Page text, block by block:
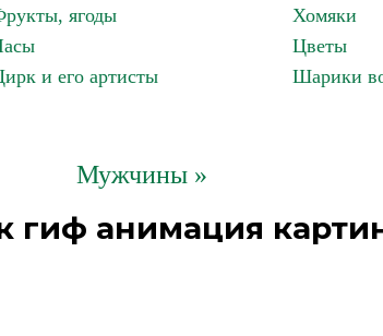
ягоды
Хомяки
Цветы
и его артисты
Шарики
Мужчины »
гиф анимация